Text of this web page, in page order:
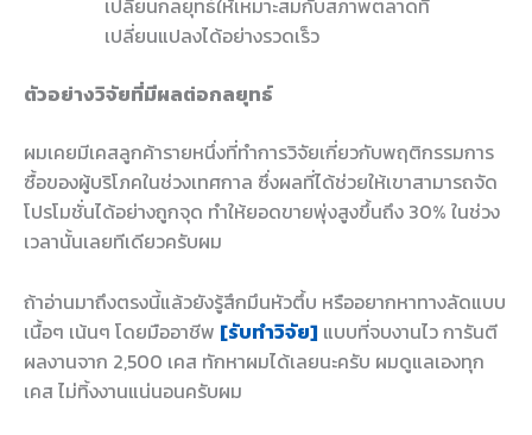
เปลี่ยนกลยุทธ์ให้เหมาะสมกับสภาพตลาดที่
เปลี่ยนแปลงได้อย่างรวดเร็ว
ตัวอย่างวิจัยที่มีผลต่อกลยุทธ์
ผมเคยมีเคสลูกค้ารายหนึ่งที่ทำการวิจัยเกี่ยวกับพฤติกรรมการ
ซื้อของผู้บริโภคในช่วงเทศกาล ซึ่งผลที่ได้ช่วยให้เขาสามารถจัด
โปรโมชั่นได้อย่างถูกจุด ทำให้ยอดขายพุ่งสูงขึ้นถึง 30% ในช่วง
เวลานั้นเลยทีเดียวครับผม
ถ้าอ่านมาถึงตรงนี้แล้วยังรู้สึกมึนหัวตึ้บ หรืออยากหาทางลัดแบบ
เนื้อๆ เน้นๆ โดยมืออาชีพ [รับทำวิจัย] แบบที่จบงานไว การันตี
ผลงานจาก 2,500 เคส ทักหาผมได้เลยนะครับ ผมดูแลเองทุก
เคส ไม่ทิ้งงานแน่นอนครับผม